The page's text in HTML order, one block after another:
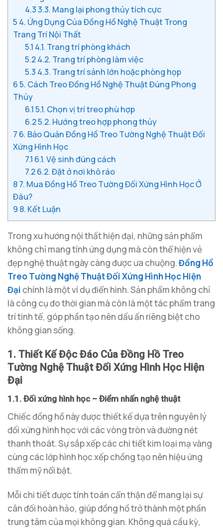
4.33.3. Mang lại phong thủy tích cực
5 4. Ứng Dụng Của Đồng Hồ Nghệ Thuật Trong
Trang Trí Nội Thất
5.1 4.1. Trang trí phòng khách
5.24.2. Trang trí phòng làm việc
5.3 4.3. Trang trí sảnh lớn hoặc phòng họp
65. Cách Treo Đồng Hồ Nghệ Thuật Đúng Phong
Thủy
6.15.1. Chọn vị trí treo phù hợp
6.25.2. Hướng treo hợp phong thủy
7 6. Bảo Quản Đồng Hồ Treo Tường Nghệ Thuật Đối
Xứng Hình Học
7.1 6.1. Vệ sinh đúng cách
7.26.2. Đặt ở nơi khô ráo
87. Mua Đồng Hồ Treo Tường Đối Xứng Hình Học Ở
Đâu?
9 8. Kết Luận
Trong xu hướng nội thất hiện đại, những sản phẩm
không chỉ mang tính ứng dụng mà còn thể hiện vẻ
đẹp nghệ thuật ngày càng được ưa chuộng.Đồng Hồ
Treo Tường Nghệ Thuật Đối Xứng Hình Học Hiện
Đại chính là một ví dụ điển hình. Sản phẩm không chỉ
là công cụ đo thời gian mà còn là một tác phẩm trang
trí tinh tế, góp phần tạo nên dấu ấn riêng biệt cho
không gian sống.
1. Thiết Kế Độc Đáo Của Đồng Hồ Treo
Tường Nghệ Thuật Đối Xứng Hình Học Hiện
Đại
1.1. Đối xứng hình học – Điểm nhấn nghệ thuật
Chiếc đồng hồ này được thiết kế dựa trên nguyên lý
đối xứng hình học với các vòng tròn và đường nét
thanh thoát. Sự sắp xếp các chi tiết kim loại mạ vàng
cùng các lớp hình học xếp chồng tạo nên hiệu ứng
thẩm mỹ nổi bật.
Mỗi chi tiết được tính toán cẩn thận để mang lại sự
cân đối hoàn hảo, giúp đồng hồ trở thành một phần
trung tâm của mọi không gian. Không quá cầu kỳ,